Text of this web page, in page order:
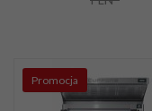
Promocja